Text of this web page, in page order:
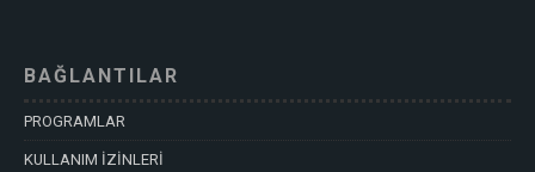
BAĞLANTILAR
PROGRAMLAR
KULLANIM İZİNLERİ